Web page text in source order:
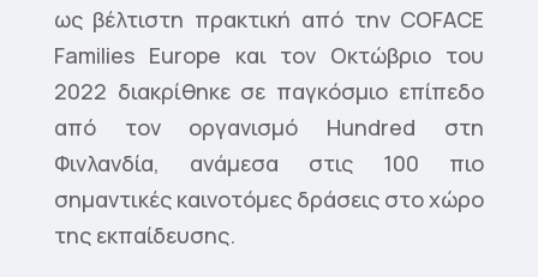
ως βέλτιστη πρακτική από την COFACE
Families Europe και τον Οκτώβριο του
2022 διακρίθηκε σε παγκόσμιο επίπεδο
από τον οργανισμό Hundred στη
Φινλανδία, ανάμεσα στις 100 πιο
σημαντικές καινοτόμες δράσεις στο χώρο
της εκπαίδευσης.